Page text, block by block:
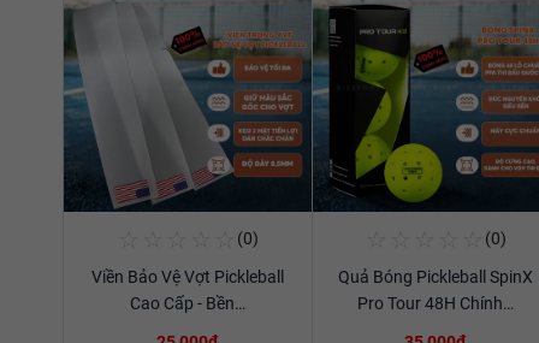
Xem chi tiết
(0)
Viền Bảo Vệ Vợt Pickleball
Cao Cấp - Bền…
Xem chi tiết
(0)
Quả Bóng Pickleball SpinX
Pro Tour 48H Chính…